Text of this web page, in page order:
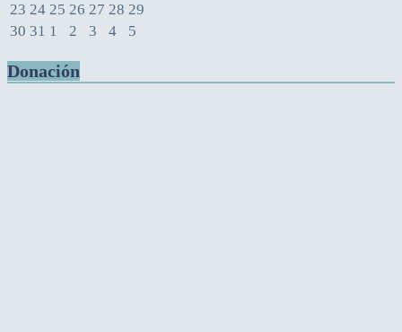
23 24 25 26 27 28 29
30 31 1 2 3 4 5
Donación